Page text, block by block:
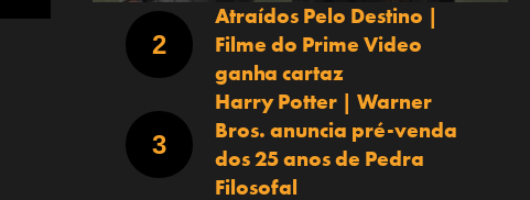
Atraídos Pelo Destino |
Filme do Prime Video
ganha cartaz
Harry Potter | Warner
Bros. anuncia pré-venda
dos 25 anos de Pedra
Filosofal